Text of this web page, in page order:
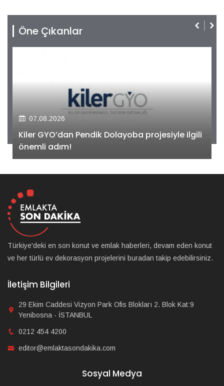
Öne Çıkanlar
07.08.2026
Kiler GYO’dan Pendik Dolayoba projesiyle ilgili
önemli adım!
Türkiye'deki en son konut ve emlak haberleri, devam eden konut
ve her türlü ev dekorasyon projelerini buradan takip edebilirsiniz.
İletişim Bilgileri
29 Ekim Caddesi Vizyon Park Ofis Blokları 2. Blok Kat:9
Yenibosna - İSTANBUL
0212 454 4200
editor@emlaktasondakika.com
Sosyal Medya